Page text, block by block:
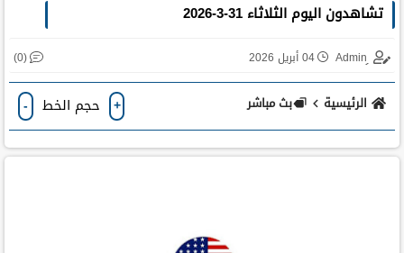
تشاهدون اليوم الثلاثاء 31-3-2026
04 أبريل 2026 (0)
الرئيسية بث مباشر + حجم الخط -